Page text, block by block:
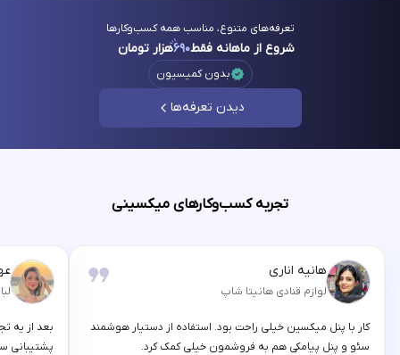
تعرفه‌های متنوع، مناسب همه کسب‌وکارها
شروع از ماهانه فقط۶۹۰هزار تومان
بدون کمیسیون
دیدن تعرفه‌ها
تجربه کسب‌وکارهای میکسینی
هانیه اناری
لوازم قنادی هانیتا شاپ
کار با پنل میکسین خیلی راحت بود. استفاده از دستیار هوشمند
سئو و پنل پیامکی هم به فروشمون خیلی کمک کرد.
بعد از یه
پشتیبانی